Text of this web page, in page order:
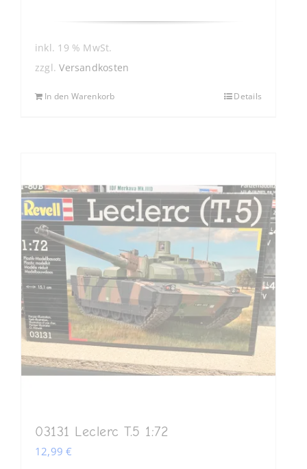
inkl. 19 % MwSt.
zzgl.Versandkosten
In den Warenkorb Details
03131 Leclerc T.5 1:72
12,99€